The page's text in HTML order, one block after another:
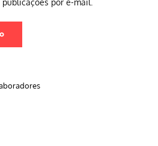
por e-mail.